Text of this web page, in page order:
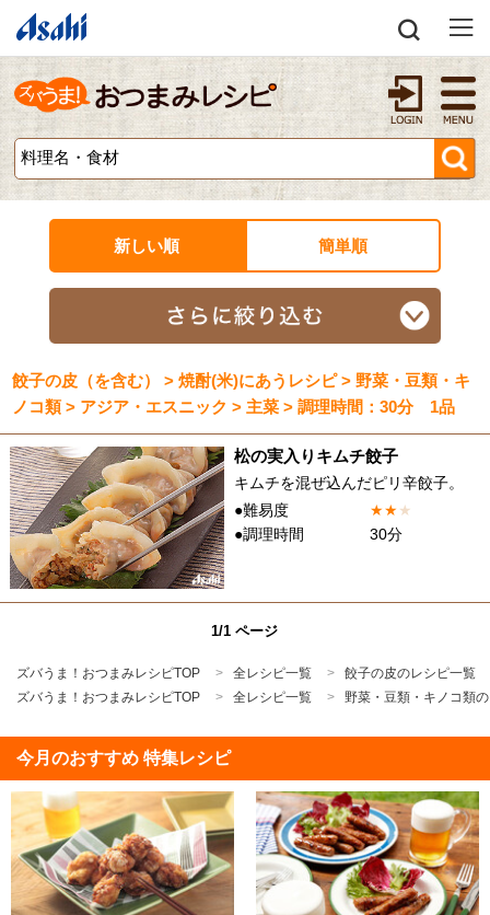
新しい順 簡単順
餃子の皮（を含む） > 焼酎(米)にあうレシピ > 野菜・豆類・キ
ノコ類 > アジア・エスニック > 主菜 > 調理時間：30分 1品
松の実入りキムチ餃子
キムチを混ぜ込んだピリ辛餃子。
●難易度
★★★
●調理時間
30分
1/1 ページ
ズバうま！おつまみレシピTOP 全レシピ一覧
餃子の皮のレシピ一覧
ズバうま！おつまみレシピTOP
全レシピ一覧 野菜・豆類・キノコ類
今月のおすすめ 特集レシピ